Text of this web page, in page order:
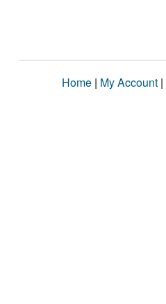
Home | My Account |